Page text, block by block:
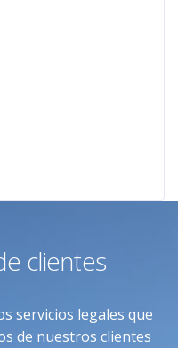
clientes
servicios legales que
de nuestros clientes